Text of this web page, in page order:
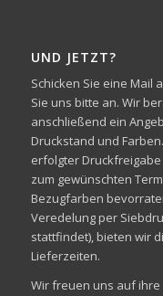
UND JETZT?
Schicken Sie eine Mail
Sie uns bitte an. Wir
anschließend ein
Druckstand und
erfolgter
zum gewünschten
Bezugfarben
Veredelung per
stattfindet), bieten wir
Lieferzeiten.
Wir freuen uns auf ihre